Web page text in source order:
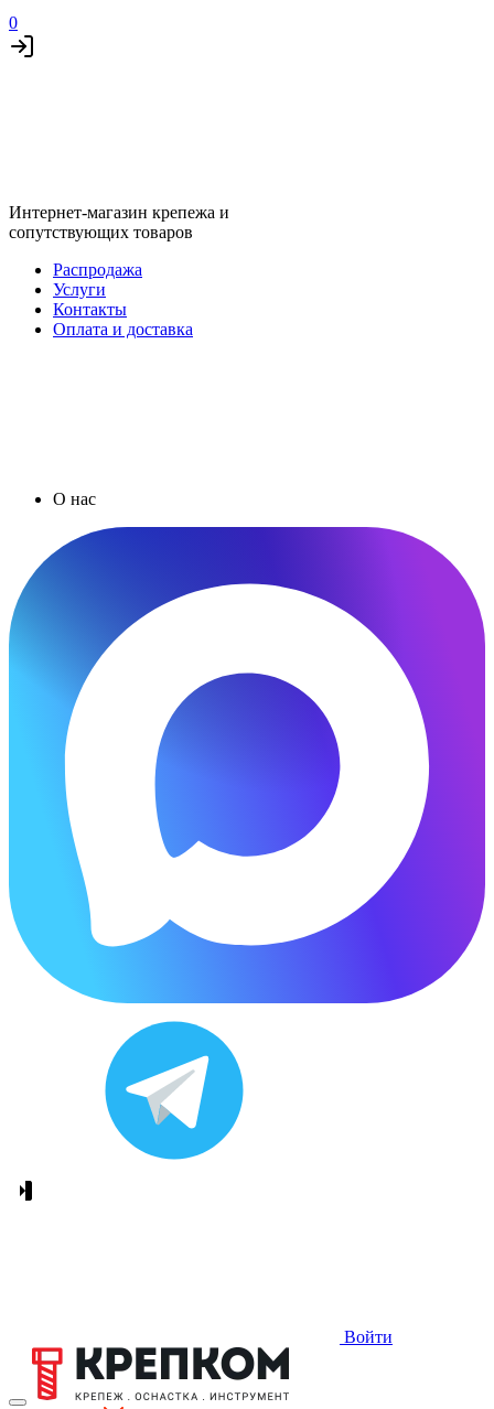
0
Интернет-магазин крепежа и
сопутствующих товаров
Распродажа
Услуги
Контакты
Оплата и доставка
О нас
Войти